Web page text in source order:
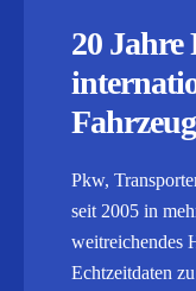
20 Jahre
Pkw,
seit 2005 in
weitreichendes
Echtzeitdaten